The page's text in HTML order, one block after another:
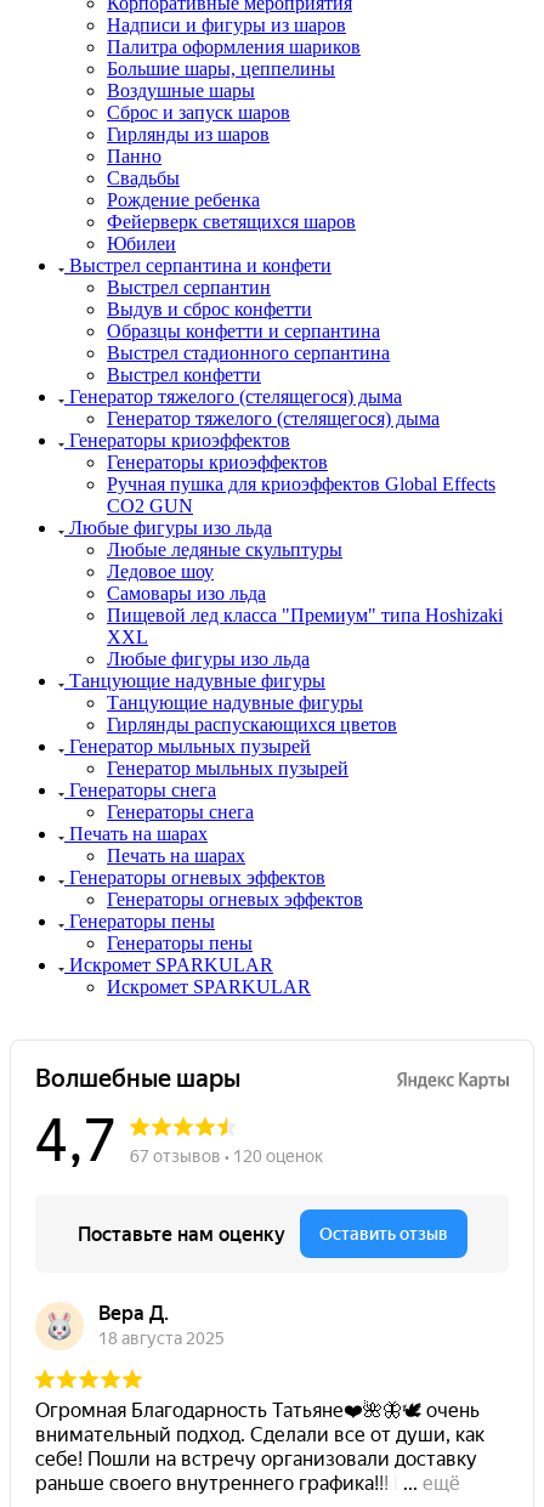
Надписи и фигуры из шаров
Палитра оформления шариков
Большие шары, цеппелины
Воздушные шары
Сброс и запуск шаров
Гирлянды из шаров
Панно
Свадьбы
Рождение ребенка
Фейерверк светящихся шаров
Юбилеи
Выстрел серпантина и конфети
Выстрел серпантин
Выдув и сброс конфетти
Образцы конфетти и серпантина
Выстрел стадионного серпантина
Выстрел конфетти
Генератор тяжелого (стелящегося) дыма
Генератор тяжелого (стелящегося) дыма
Генераторы криоэффектов
Генераторы криоэффектов
Ручная пушка для криоэффектов Global Effects
CO2 GUN
Любые фигуры изо льда
Любые ледяные скульптуры
Ледовое шоу
Самовары изо льда
Пищевой лед класса "Премиум" типа Hoshizaki
XXL
Любые фигуры изо льда
Танцующие надувные фигуры
Танцующие надувные фигуры
Гирлянды распускающихся цветов
Генератор мыльных пузырей
Генератор мыльных пузырей
Генераторы снега
Генераторы снега
Печать на шарах
Печать на шарах
Генераторы огневых эффектов
Генераторы огневых эффектов
Генераторы пены
Генераторы пены
Искромет SPARKULAR
Искромет SPARKULAR